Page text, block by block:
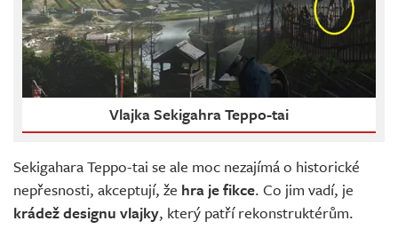
Vlajka Sekigahra Teppo-tai
Sekigahara Teppo-tai se ale moc nezajímá o historické
nepřesnosti, akceptují, že hra je fikce. Co jim vadí, je
krádež designu vlajky, který patří rekonstruktérům.